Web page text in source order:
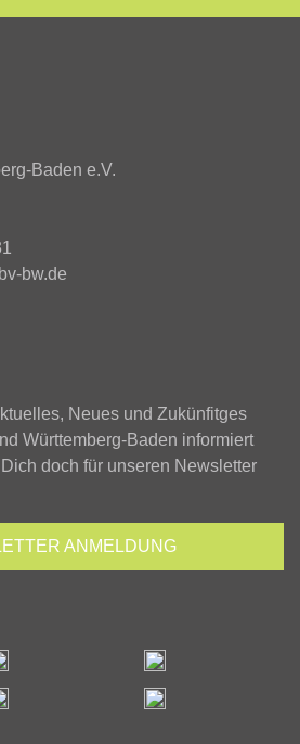
Baden e.V.
bw.de
Neues und Zukünfitges
Württemberg-Baden informiert
doch für unseren Newsletter
ANMELDUNG